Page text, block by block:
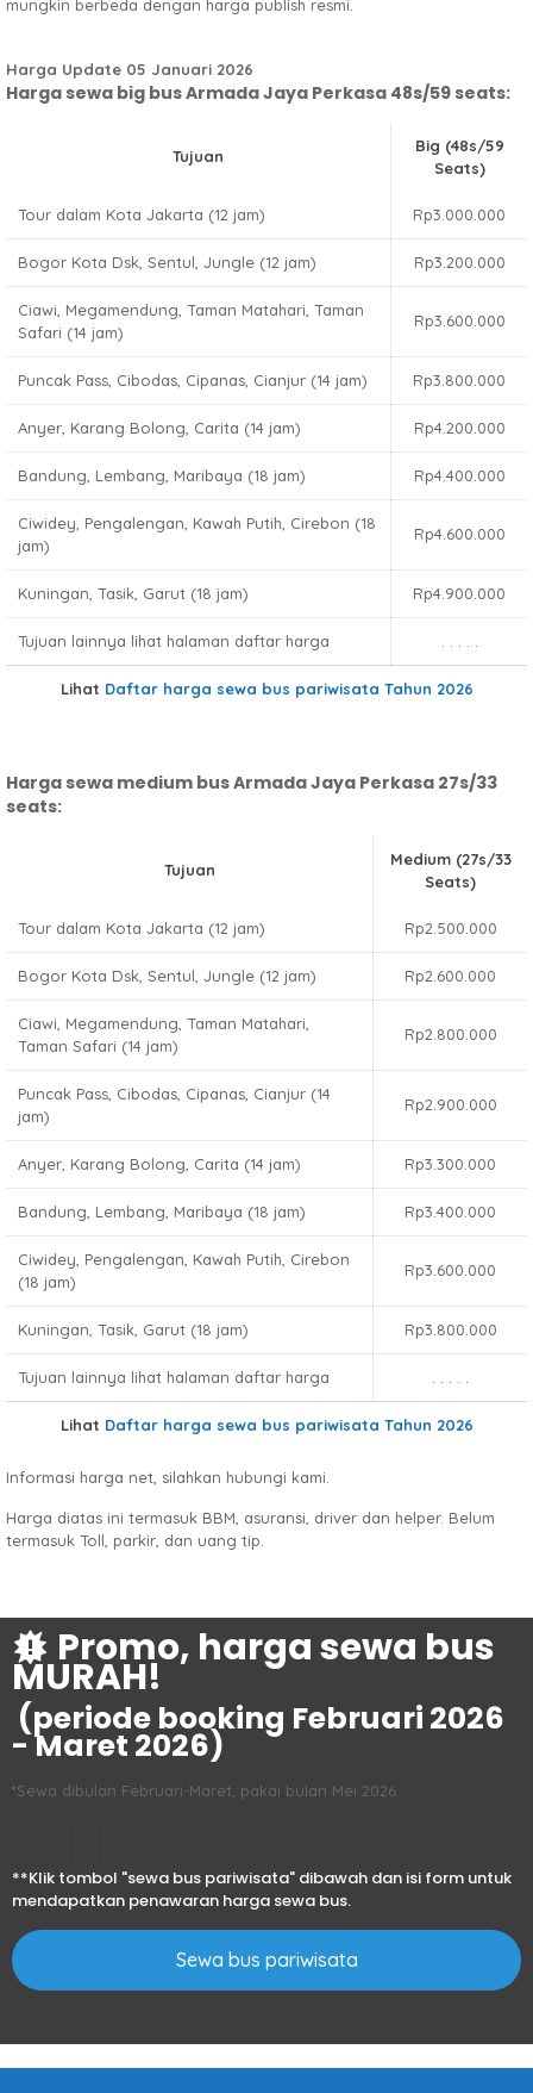
mungkin berbeda dengan harga publish resmi.
Harga Update 05 Januari 2026
Harga sewa big bus Armada Jaya Perkasa 48s/59 seats:
Tujuan
Big (48s/59
Seats)
Tour dalam Kota Jakarta (12 jam) Rp3.000.000
Bogor Kota Dsk, Sentul, Jungle (12 jam) Rp3.200.000
Ciawi, Megamendung, Taman Matahari, Taman
Safari (14 jam)
Rp3.600.000
Puncak Pass, Cibodas, Cipanas, Cianjur (14 jam) Rp3.800.000
Anyer, Karang Bolong, Carita (14 jam) Rp4.200.000
Bandung, Lembang, Maribaya (18 jam) Rp4.400.000
Ciwidey, Pengalengan, Kawah Putih, Cirebon (18
jam)
Rp4.600.000
Kuningan, Tasik, Garut (18 jam) Rp4.900.000
Tujuan lainnya lihat halaman daftar harga
Lihat Daftar harga sewa bus pariwisata Tahun 2026
Harga sewa medium bus Armada Jaya Perkasa 27s/33
seats:
Tujuan
Medium (27s/33
Seats)
Tour dalam Kota Jakarta (12 jam) Rp2.500.000
Bogor Kota Dsk, Sentul, Jungle (12 jam) Rp2.600.000
Ciawi, Megamendung, Taman Matahari,
Taman Safari (14 jam)
Rp2.800.000
Puncak Pass, Cibodas, Cipanas, Cianjur (14
jam)
Rp2.900.000
Anyer, Karang Bolong, Carita (14 jam) Rp3.300.000
Bandung, Lembang, Maribaya (18 jam) Rp3.400.000
Ciwidey, Pengalengan, Kawah Putih, Cirebon
(18 jam)
Rp3.600.000
Kuningan, Tasik, Garut (18 jam) Rp3.800.000
Tujuan lainnya lihat halaman daftar harga
Lihat Daftar harga sewa bus pariwisata Tahun 2026
Informasi harga net, silahkan hubungi kami.
Harga diatas ini termasuk BBM, asuransi, driver dan helper. Belum
termasuk Toll, parkir, dan uang tip.
Promo, harga sewa bus
MURAH!
(periode booking Februari 2026
- Maret 2026)
*Sewa dibulan Februari-Maret, pakai bulan Mei 2026.
**Klik tombol "sewa bus pariwisata" dibawah dan isi form untuk
mendapatkan penawaran harga sewa bus.
Sewa bus pariwisata